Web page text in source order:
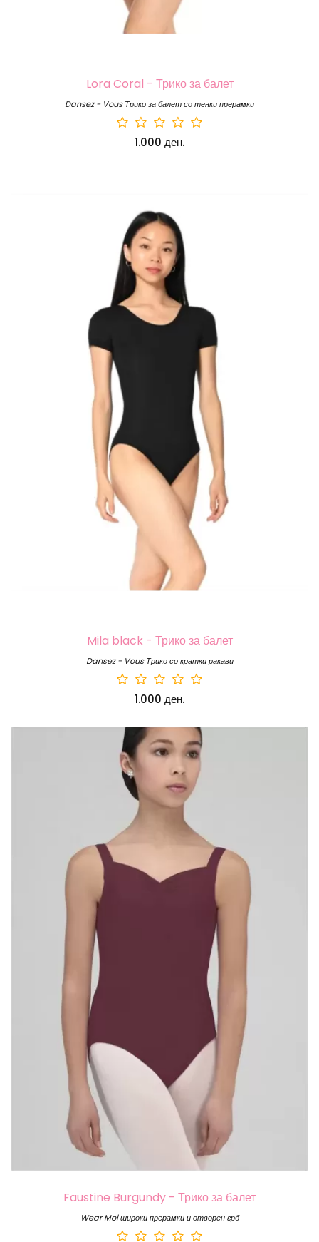
Lora Coral - Трико за балет
Dansez - Vous Трико за балет со тенки прерамки
1.000 ден.
Mila black - Трико за балет
Dansez - Vous Трико со кратки ракави
1.000 ден.
Faustine Burgundy - Трико за балет
Wear Moi широки прерамки и отворен грб